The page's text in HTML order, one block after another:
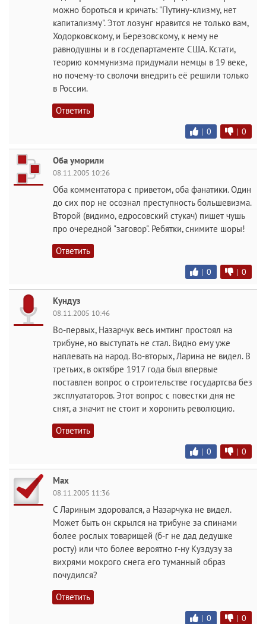
можно бороться и кричать: "Путину-клизму, нет
капитализму". Этот лозунг нравится не только вам,
Ходорковскому, и Березовскому, к нему не
равнодушны и в госдепартаменте США. Кстати,
теорию коммунизма придумали немцы в 19 веке,
но почему-то сволочи внедрить её решили только
в России.
Ответить
| 0 | 0
Оба уморили
08.11.2005 10:26
Оба комментатора с приветом, оба фанатики. Один
до сих пор не осознал преступность большевизма.
Второй (видимо, едросовский стукач) пишет чушь
про очередной "заговор". Ребятки, снимите шоры!
Ответить
| 0 | 0
Кундуз
08.11.2005 10:46
Во-первых, Назарчук весь имтинг простоял на
трибуне, но выступать не стал. Видно ему уже
наплевать на народ. Во-вторых, Ларина не видел. В
третьих, в октябре 1917 года был впервые
поставлен вопрос о строительстве государтсва без
эксплуататоров. Этот вопрос с повестки дня не
снят, а значит не стоит и хоронить революцию.
Ответить
| 0 | 0
Max
08.11.2005 11:36
С Лариным здоровался, а Назарчука не видел.
Может быть он скрылся на трибуне за спинами
более рослых товарищей (б-г не дад дедушке
росту) или что более вероятно г-ну Куздузу за
вихрями мокрого снега его туманный образ
почудился?
Ответить
| 0 | 0